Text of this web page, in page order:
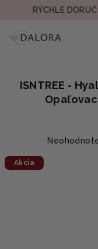
RÝCHLE DORUČENIE
ISNTREE -
Priemerné
Akcia